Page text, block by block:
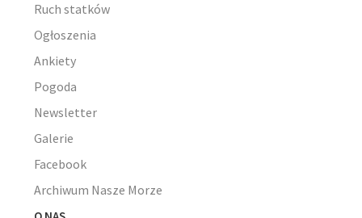
Ruch statków
Ogłoszenia
Ankiety
Pogoda
Newsletter
Galerie
Facebook
Archiwum Nasze Morze